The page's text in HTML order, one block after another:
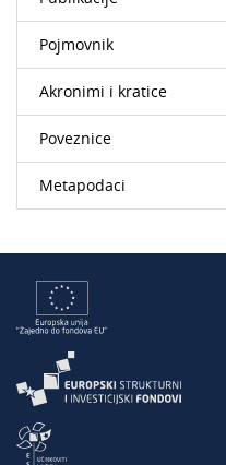
Pojmovnik
Akronimi i kratice
Poveznice
Metapodaci